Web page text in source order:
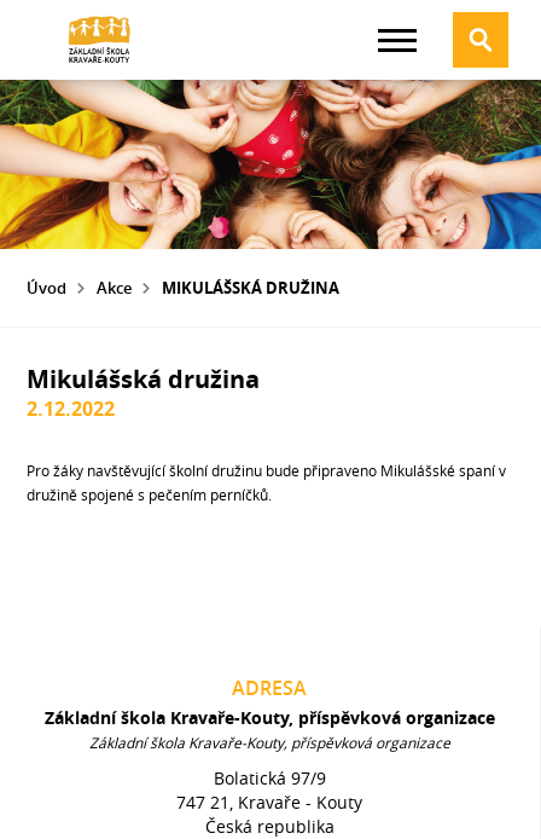
Úvod Akce MIKULÁŠSKÁ DRUŽINA
Mikulášská družina
2.12.2022
Pro žáky navštěvující školní družinu bude připraveno Mikulášské spaní v
družině spojené s pečením perníčků.
ADRESA
Základní škola Kravaře-Kouty, příspěvková organizace
Základní škola Kravaře-Kouty, příspěvková organizace
Bolatická 97/9
747 21, Kravaře - Kouty
Česká republika